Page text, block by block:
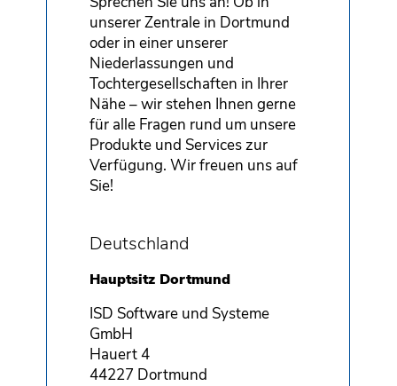
unserer Zentrale in Dortmund
oder in einer unserer
Niederlassungen und
Tochtergesellschaften in Ihrer
Nähe – wir stehen Ihnen gerne
für alle Fragen rund um unsere
Produkte und Services zur
Verfügung. Wir freuen uns auf
Sie!
Deutschland
Hauptsitz Dortmund
ISD Software und Systeme
GmbH
Hauert 4
44227 Dortmund